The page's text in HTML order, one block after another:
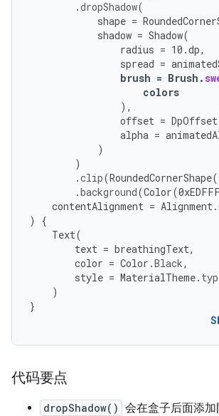
.dropShadow(
shape =
shadow = Shadow(
radius = 10.dp,
spread =
brush = Brush .
colors
),
offset = DpOffset
alpha =
)
)
.clip(RoundedCornerShape(
.background(Color(0
contentAlignment = Alignment .
)
{
Text(
text = breathingText,
color = Color .Black,
style = MaterialTheme.
)
}
代码要点
dropShadow() 会在盒子后面添加